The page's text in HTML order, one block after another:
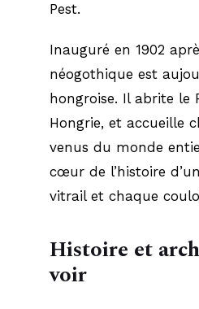
Pest.
Inauguré en 1902
néogothique est
hongroise. Il abrite le
Hongrie, et accueille
venus du monde
cœur de l’histoire
vitrail et chaque
Histoire et
voir